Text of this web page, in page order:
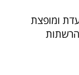
ומופצת
הרשתות